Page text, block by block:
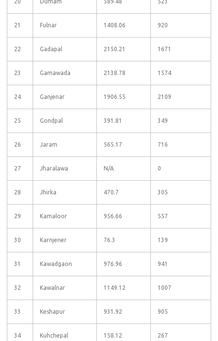
21 Fulnar 1408.06 920
22 Gadapal 2150.21 1671
23 Gamawada 2138.78 1574
24 Ganjenar 1906.55 2109
25 Gondpal 391.81 349
26 Jaram 565.17 716
27 Jharalawa N/A 0
28 Jhirka 470.7 305
29 Kamaloor 956.66 557
30 Karnjener 76.3 139
31 Kawadgaon 976.96 941
32 Kawalnar 1149.12 1007
33 Keshapur 931.92 905
34 Kuhchepal 158.12 267